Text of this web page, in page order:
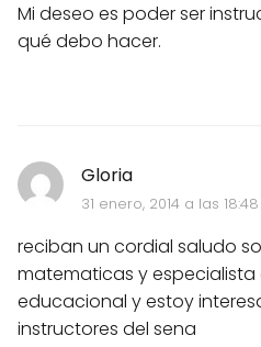
Mi deseo es poder ser
qué debo hacer.
Gloria
31 enero, 2014 a las 18:48
reciban un cordial saludo
matematicas y especialista
educacional y estoy
instructores del sena